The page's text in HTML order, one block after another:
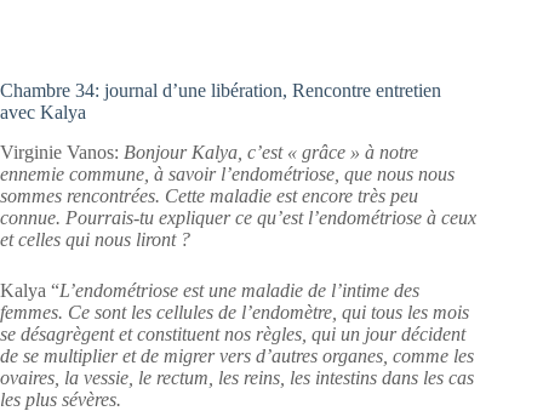
Chambre 34: journal d’une libération, Rencontre entretien
avec Kalya
Virginie Vanos: Bonjour Kalya, c’est « grâce » à notre
ennemie commune, à savoir l’endométriose, que nous nous
sommes rencontrées. Cette maladie est encore très peu
connue. Pourrais-tu expliquer ce qu’est l’endométriose à ceux
et celles qui nous liront ?
Kalya “L’endométriose est une maladie de l’intime des
femmes. Ce sont les cellules de l’endomètre, qui tous les mois
se désagrègent et constituent nos règles, qui un jour décident
de se multiplier et de migrer vers d’autres organes, comme les
ovaires, la vessie, le rectum, les reins, les intestins dans les cas
les plus sévères.